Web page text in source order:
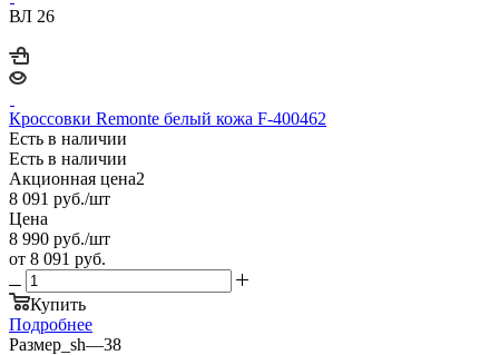
ВЛ 26
Кроссовки Remonte белый кожа F-400462
Есть в наличии
Есть в наличии
Акционная цена2
8 091 руб./шт
Цена
8 990 руб./шт
от 8 091 руб.
Купить
Подробнее
Размер_sh—38